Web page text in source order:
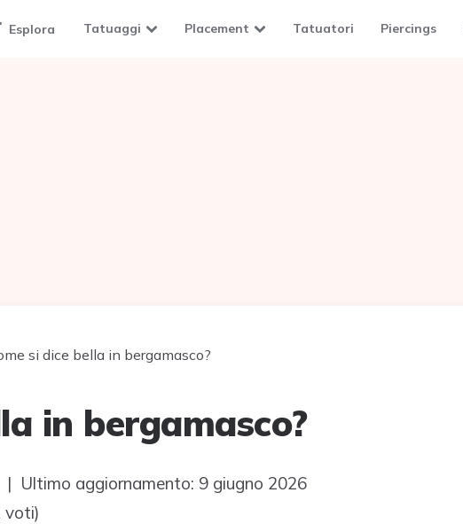
Esplora Tatuaggi Placement Tatuatori Piercings
si dice bella in bergamasco?
in bergamasco?
| Ultimo aggiornamento: 9 giugno 2026
voti)